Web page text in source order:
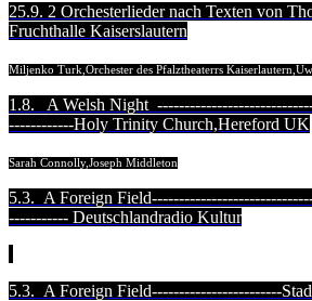
25.9. 2 Orchesterlieder nach Texten von
Fruchthalle Kaiserslautern
Miljenko Turk,Orchester des Pfalztheaterrs
1.8. A Welsh Night
------------Holy Trinity Church,Hereford UK
Sarah Connolly,Joseph Middleton
5.3. A Foreign
----------- Deutschlandradio Kultur
5.3. A Foreign Field------------------------